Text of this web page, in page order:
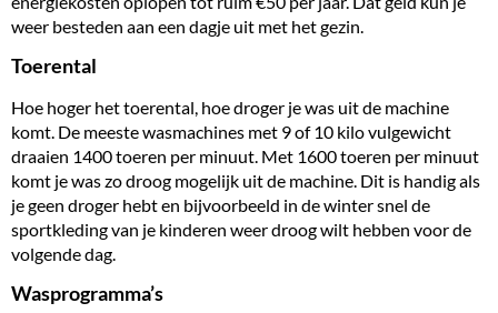
weer besteden aan een dagje uit met het gezin.
Toerental
Hoe hoger het toerental, hoe droger je was uit de machine
komt. De meeste wasmachines met 9 of 10 kilo vulgewicht
draaien 1400 toeren per minuut. Met 1600 toeren per minuut
komt je was zo droog mogelijk uit de machine. Dit is handig als
je geen droger hebt en bijvoorbeeld in de winter snel de
sportkleding van je kinderen weer droog wilt hebben voor de
volgende dag.
Wasprogramma’s